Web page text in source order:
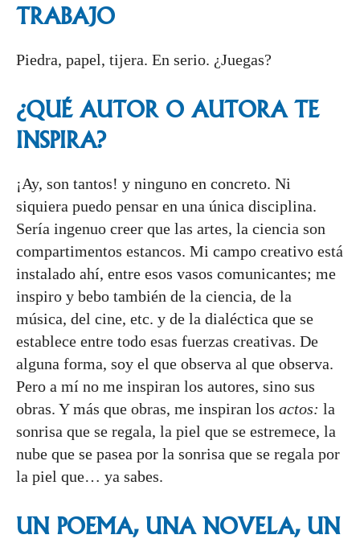
TRABAJO
Piedra, papel, tijera. En serio. ¿Juegas?
¿QUÉ AUTOR O AUTORA TE
INSPIRA?
¡Ay, son tantos! y ninguno en concreto. Ni
siquiera puedo pensar en una única disciplina.
Sería ingenuo creer que las artes, la ciencia son
compartimentos estancos. Mi campo creativo está
instalado ahí, entre esos vasos comunicantes; me
inspiro y bebo también de la ciencia, de la
música, del cine, etc. y de la dialéctica que se
establece entre todo esas fuerzas creativas. De
alguna forma, soy el que observa al que observa.
Pero a mí no me inspiran los autores, sino sus
obras. Y más que obras, me inspiran los actos: la
sonrisa que se regala, la piel que se estremece, la
nube que se pasea por la sonrisa que se regala por
la piel que… ya sabes.
UN POEMA, UNA NOVELA, UN